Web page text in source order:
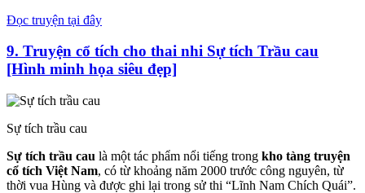
Đọc truyện tại đây
9. Truyện cổ tích cho thai nhi Sự tích Trầu cau
[Hình minh họa siêu đẹp]
Sự tích trầu cau
Sự tích trầu cau là một tác phẩm nổi tiếng trong kho tàng truyện
cổ tích Việt Nam, có từ khoảng năm 2000 trước công nguyên, từ
thời vua Hùng và được ghi lại trong sử thi “Lĩnh Nam Chích Quái”.